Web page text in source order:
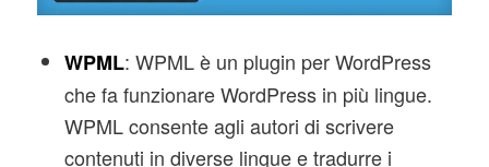
WPML: WPML è un plugin per WordPress
che fa funzionare WordPress in più lingue.
WPML consente agli autori di scrivere
contenuti in diverse lingue e tradurre i